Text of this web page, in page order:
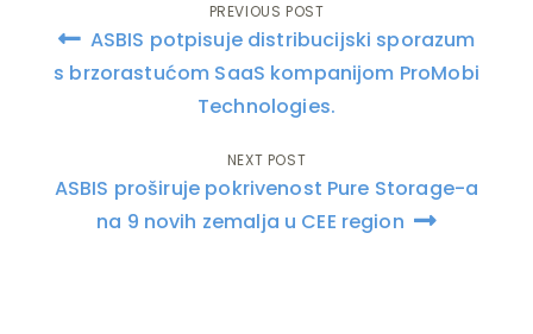
Post
navigation
PREVIOUS POST
ASBIS potpisuje distribucijski sporazum
s brzorastućom SaaS kompanijom ProMobi
Technologies.
NEXT POST
ASBIS proširuje pokrivenost Pure Storage-a
na 9 novih zemalja u CEE region